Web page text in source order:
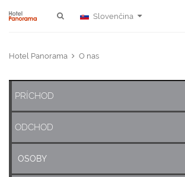
Slovenčina
Hotel Panorama O nas
OSOBY